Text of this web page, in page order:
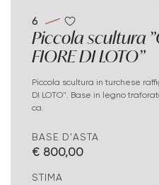
6
Piccola scultura
FIORE DI LOTO"
Piccola scultura in turchese raffigurante "GUANYIN CON FIORE
DI LOTO". Base in legno
ca.
BASE D'ASTA
€ 800,00
STIMA